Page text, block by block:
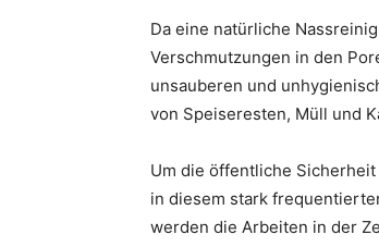
Da eine natürliche
Verschmutzungen in den
unsauberen und
von Speiseresten, Müll und
Um die öffentliche
in diesem stark
werden die Arbeiten in der